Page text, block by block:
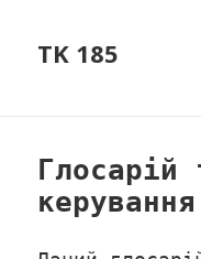
TK 185
Глосарій